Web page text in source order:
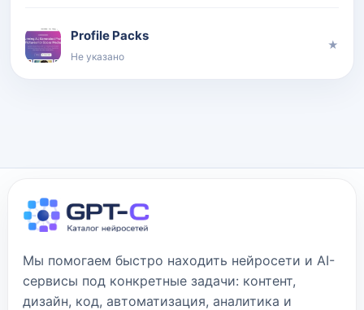
Profile Packs
Не указано
★
Мы помогаем быстро находить нейросети и AI-
сервисы под конкретные задачи: контент,
дизайн, код, автоматизация, аналитика и